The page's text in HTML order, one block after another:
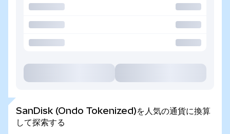
SanDisk (Ondo Tokenized)を人気の通貨に換算
して探索する